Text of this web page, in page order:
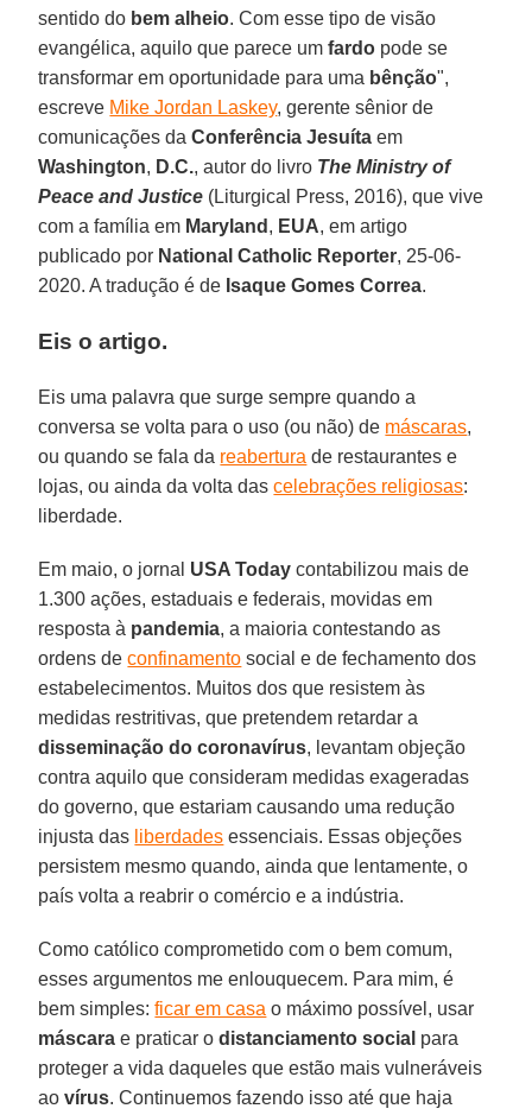
sentido do bem alheio. Com esse tipo de visão
evangélica, aquilo que parece umfardo pode se
transformar em oportunidade para uma bênção",
escreve Mike Jordan Laskey, gerente sênior de
comunicações daConferência Jesuíta em
Washington, D.C., autor do livro The Ministry of
Peace and Justice (Liturgical Press, 2016), que vive
com a família em Maryland , EUA, em artigo
publicado por National Catholic Reporter, 25-06-
2020. A tradução é de Isaque Gomes Correa.
Eis o artigo.
Eis uma palavra que surge sempre quando a
conversa se volta para o uso (ou não) de máscaras,
ou quando se fala da reabertura de restaurantes e
lojas, ou ainda da volta dascelebrações religiosas:
liberdade.
Em maio, o jornal USA Today contabilizou mais de
1.300 ações, estaduais e federais, movidas em
resposta à pandemia, a maioria contestando as
ordens deconfinamento social e de fechamento dos
estabelecimentos. Muitos dos que resistem às
medidas restritivas, que pretendem retardar a
disseminação do coronavírus, levantam objeção
contra aquilo que consideram medidas exageradas
do governo, que estariam causando uma redução
injusta das liberdades essenciais. Essas objeções
persistem mesmo quando, ainda que lentamente, o
país volta a reabrir o comércio e a indústria.
Como católico comprometido com o bem comum,
esses argumentos me enlouquecem. Para mim, é
bem simples:ficar em casa o máximo possível, usar
máscara e praticar odistanciamento social para
proteger a vida daqueles que estão mais vulneráveis
aovírus. Continuemos fazendo isso até que haja